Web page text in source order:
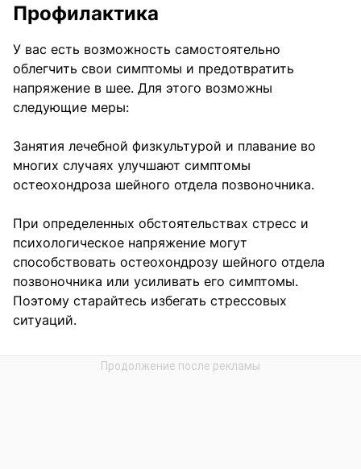
Профилактика
У вас есть возможность самостоятельно
облегчить свои симптомы и предотвратить
напряжение в шее. Для этого возможны
следующие меры:
Занятия лечебной физкультурой и плавание во
многих случаях улучшают симптомы
остеохондроза шейного отдела позвоночника.
При определенных обстоятельствах стресс и
психологическое напряжение могут
способствовать остеохондрозу шейного отдела
позвоночника или усиливать его симптомы.
Поэтому старайтесь избегать стрессовых
ситуаций.